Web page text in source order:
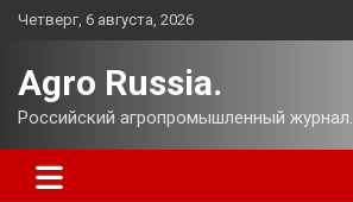
Перейти
Четверг, 6 августа, 2026
Agro Russia.
Российский агропромышленный журнал.